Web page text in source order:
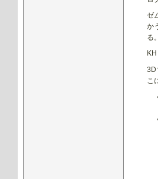
ゼ
か
る
3D
こ